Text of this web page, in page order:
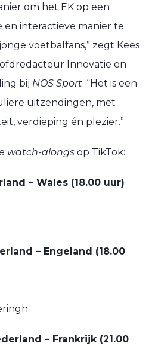
om het EK op een
en interactieve manier te
voetbalfans,” zegt Kees
Innovatie en
bij NOS Sport. “Het is een
uitzendingen, met
verdieping én plezier.”
watch-alongs op TikTok:
– Wales (18.00 uur)
– Engeland (18.00
– Frankrijk (21.00